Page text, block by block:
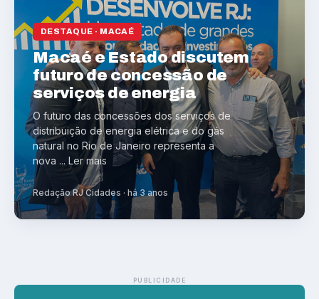
DESTAQUE · MACAÉ
Macaé e Estado discutem
futuro de concessão de
serviços de energia
O futuro das concessões dos serviços de
distribuição de energia elétrica e do gás
natural no Rio de Janeiro representa a
nova ... Ler mais
Redação RJ Cidades · há 3 anos
PUBLICIDADE